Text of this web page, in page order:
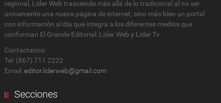
regional, Lider Web trasciende más allá de lo tradicional al no ser
únicamente una nueva página de internet, sino más bien un portal
con información al día que integra a los diferentes medios que
conforman El Grande Editorial: Líder Web y Líder Tv
Contactanos:
Tel: (867) 711 2222
Email: editor.liderweb@gmail.com
Secciones